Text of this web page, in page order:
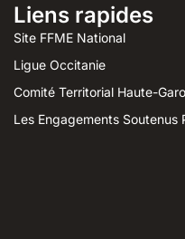
Liens rapides
Site FFME National
Ligue Occitanie
Comité Territorial Haute-
Les Engagements Soutenus